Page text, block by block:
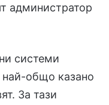
администратор
системи
най-общо казано
За тази